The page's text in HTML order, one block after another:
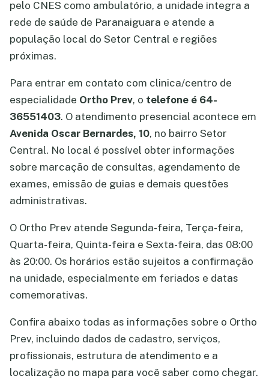
pelo CNES como ambulatório, a unidade integra a
rede de saúde de Paranaiguara e atende a
população local do Setor Central e regiões
próximas.
Para entrar em contato com clinica/centro de
especialidade Ortho Prev, o telefone é 64-
36551403. O atendimento presencial acontece em
Avenida Oscar Bernardes, 10, no bairro Setor
Central. No local é possível obter informações
sobre marcação de consultas, agendamento de
exames, emissão de guias e demais questões
administrativas.
O Ortho Prev atende Segunda-feira, Terça-feira,
Quarta-feira, Quinta-feira e Sexta-feira, das 08:00
às 20:00. Os horários estão sujeitos a confirmação
na unidade, especialmente em feriados e datas
comemorativas.
Confira abaixo todas as informações sobre o Ortho
Prev, incluindo dados de cadastro, serviços,
profissionais, estrutura de atendimento e a
localização no mapa para você saber como chegar.